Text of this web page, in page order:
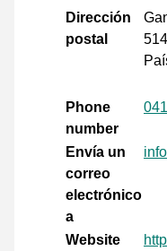
Dirección
postal
Phone
number
Envía un
correo
electrónico
a
Website